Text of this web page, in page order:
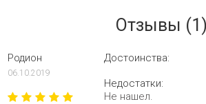
Отзывы (1)
Родион
06.10.2019
Достоинства:
Недостатки:
Не нашел.